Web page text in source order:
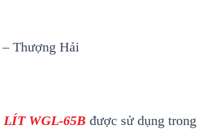
Thượng Hải
LÍT WGL-65B được sử dụng